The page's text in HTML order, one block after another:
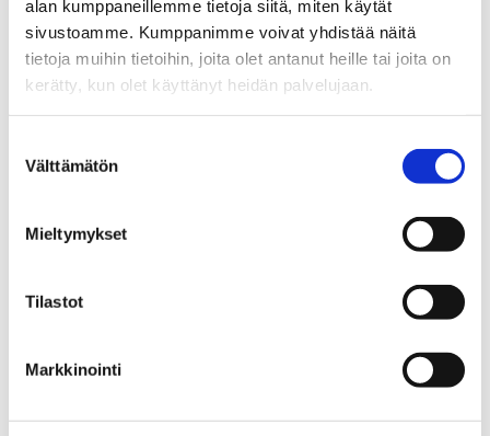
alan kumppaneillemme tietoja siitä, miten käytät
sivustoamme. Kumppanimme voivat yhdistää näitä
tietoja muihin tietoihin, joita olet antanut heille tai joita on
kerätty, kun olet käyttänyt heidän palvelujaan.
valinta
Välttämätön
Mieltymykset
Tilastot
Markkinointi
Moduulin rakenne
Koulutuksissa yksi teema kattaa yksi, kaksi tai
puoli koulutuspäivää. Yksi osa on yleensä
kaksipäiväinen. Oikeudet muutoksiin pidätetään.
Ihminen organisaation jäsenenä:
Työhyvinvointi yksilön ja ryhmä toimintana
Organisaation strategisen osaamisen